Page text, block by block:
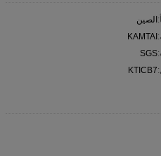
الصين
KAMTAI
SGS
KTICB7